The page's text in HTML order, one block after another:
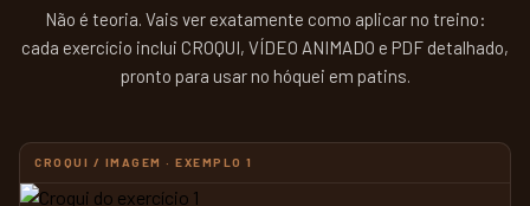
Não é teoria. Vais ver exatamente como aplicar no treino:
cada exercício inclui CROQUI, VÍDEO ANIMADO e PDF detalhado,
pronto para usar no hóquei em patins.
CROQUI / IMAGEM · EXEMPLO 1